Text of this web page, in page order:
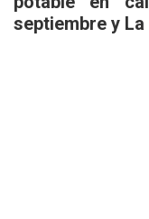
septiembre y